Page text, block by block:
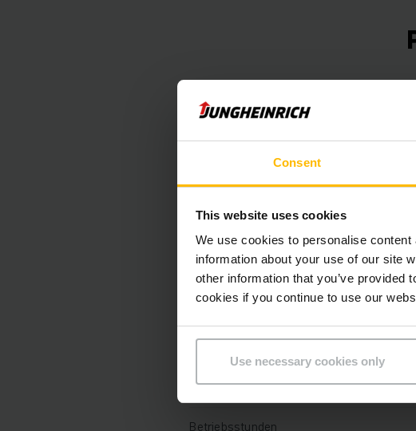
Consent
This website uses cookies
We use cookies to personalise
information about your use of our site
other information that you’ve provided
cookies if you continue to use our
Use necessary cookies only
Der folgende Abschnitt
Technische Daten
Ladegerät
Batterie Aufarbeitungsjahr
Tragfähigkeit
Betriebsstunden